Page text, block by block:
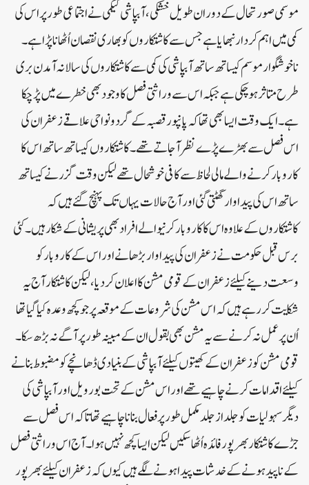
موسمی صورتحال کے دوران طویل خشکی، آبپاشی کیکمی نے اجتماعی طور پر اس کی
کمی میں اہم کردار نبھایا ہے جس سے کاشتکاروں کو بھاری نقصان اُٹھانا پڑا ہے۔
ناخوشگوار موسم کیساتھ ساتھ آبپاشی کی کمی سے کاشتکاروں کی سالانہ آمدن بری
طرح متاثر ہوچکی ہے جبکہ اس سے وراثتی فصل کا وجود بھی خطرے میں پڑچکا
ہے۔ ایک وقت ایسا بھی تھا کہ پانپور قصبہ کے گردو نواحی علاقے زعفران کی
اس فصل سے بھڑے پڑے نظر آجاتے تھے۔ کاشتکاروں کیساتھ ساتھ اس کا
کاروبار کرنے والے مالی لحاظ سے کافی خوشحال تھے لیکن وقت گزرنے کیساتھ
ساتھ اس کی پیداوار گھٹتی گئی اور آج حالات یہاں تک پہنچ گئے ہیں کہ
کاشتکاروں کے علاوہ اس کا کاروبار کرنیوالے افراد بھی پریشانی کے شکار ہیں۔ کئی
برس قبل حکومت نے زعفران کی پیداوار بڑھانے اور اس کے کاروبار کو
وسعت دینے کیلئے زعفران کے قومی مشن کا اعلان کردیا، لیکن کاشتکار آج یہ
شکایت کررہے ہیں کہ اس مشن کی شروعات کے موقعہ پر جو کچھ وعدہ کیا گیا تھا
اُن پر عمل نہ کرنے سے یہ مشن بھی بقول ان کے مبینہ طور پر آگے نہ بڑھ سکا۔
قومی مشن کو زعفران کے کھیتوں کیلئے آبپاشی کے بنیادی ڈھانچے کو مضبوط بنانے
کیلئے اقدامات کرنے چاہیے تھے اور اس مشن کے تحت بورویل اور آبپاشی کی
دیگر سہولیات کو جلد از جلد مکمل طور پر فعال بنانا چاہیے تھا تاکہ اس فصل سے
جڑے کاشتکار بھر پور فائدہ اُٹھاسکیں لیکن ایسا کچھ نہیں ہوا۔ آج اس وراثتی فصل
کے ناپید ہونے کے خدشات پیداہونے لگے ہیں کیوں کہ زعفران کیلئے بھر پور